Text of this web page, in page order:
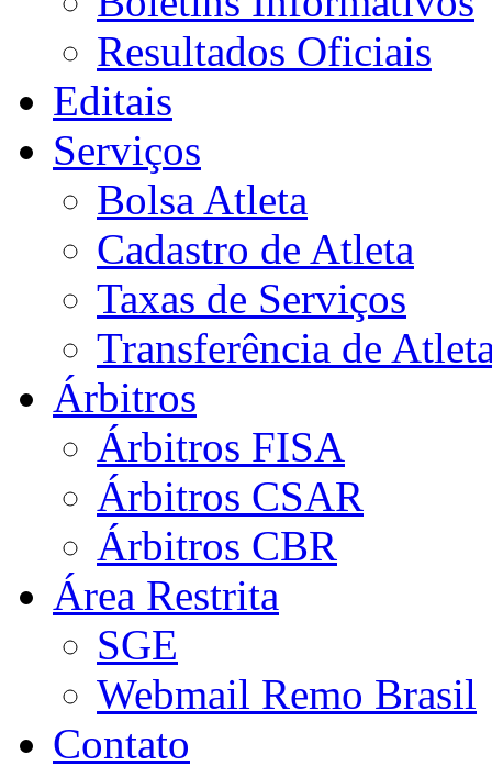
Resultados Oficiais
Editais
Serviços
Bolsa Atleta
Cadastro de Atleta
Taxas de Serviços
Transferência de
Árbitros
Árbitros FISA
Árbitros CSAR
Árbitros CBR
Área Restrita
SGE
Webmail Remo Brasil
Contato